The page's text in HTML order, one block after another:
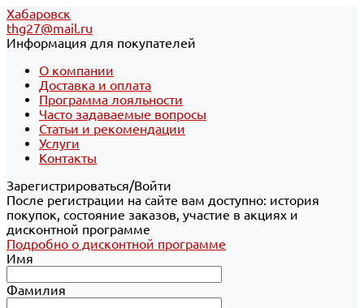
Хабаровск
thg27@mail.ru
Информация для покупателей
О компании
Доставка и оплата
Программа лояльности
Часто задаваемые вопросы
Статьи и рекомендации
Услуги
Контакты
Зарегистрироваться/Войти
После регистрации на сайте вам доступно: история
покупок, состояние заказов, участие в акциях и
дисконтной программе
Подробно о дисконтной программе
Имя
Фамилия